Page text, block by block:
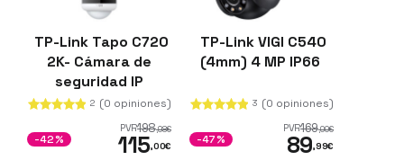
TP-Link Tapo C720
2K- Cámara de
seguridad IP
Exterior
2 (0 opiniones)
PVR198,98€
115,00€
-42%
TP-Link VIGI C540
(4mm) 4 MP IP66
3 (0 opiniones)
PVR169,00€
89,99€
-47%